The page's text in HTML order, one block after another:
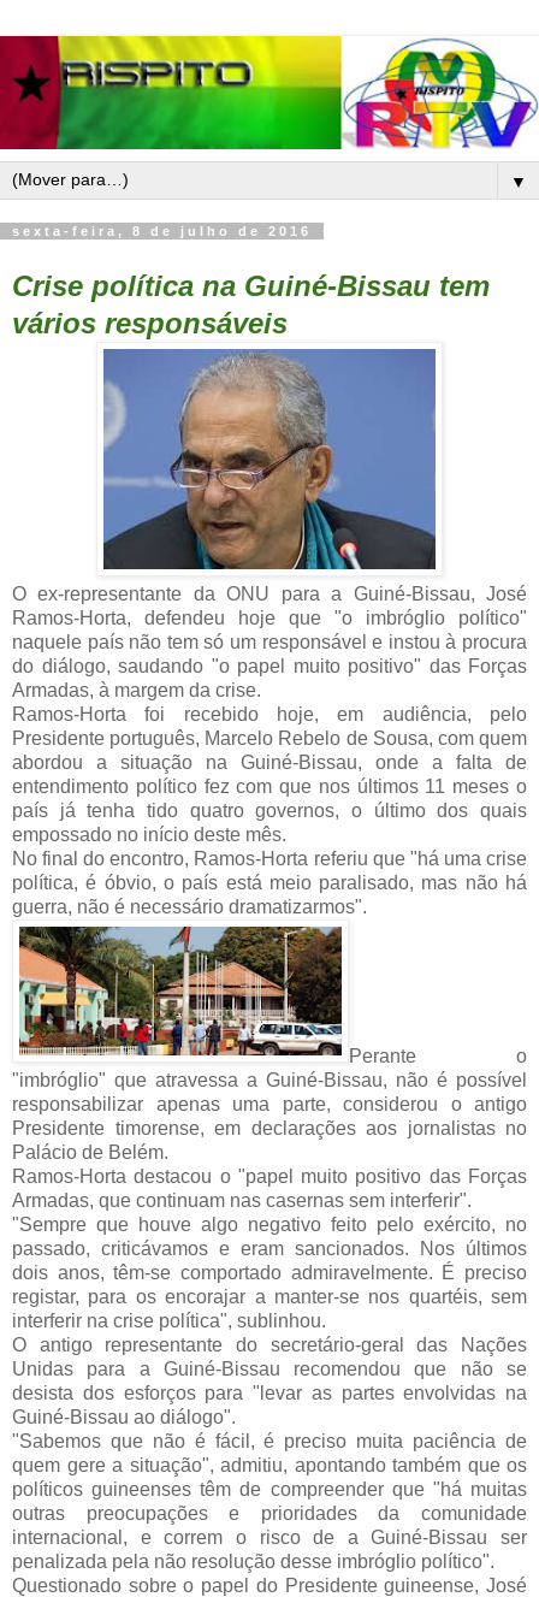
▼
sexta-feira, 8 de julho de 2016
Crise política na Guiné-Bissau tem
vários responsáveis
O ex-representante da ONU para a Guiné-Bissau, José
Ramos-Horta, defendeu hoje que "o imbróglio político"
naquele país não tem só um responsável e instou à procura
do diálogo, saudando "o papel muito positivo" das Forças
Armadas, à margem da crise.
Ramos-Horta foi recebido hoje, em audiência, pelo
Presidente português, Marcelo Rebelo de Sousa, com quem
abordou a situação na Guiné-Bissau, onde a falta de
entendimento político fez com que nos últimos 11 meses o
país já tenha tido quatro governos, o último dos quais
empossado no início deste mês.
No final do encontro, Ramos-Horta referiu que "há uma crise
política, é óbvio, o país está meio paralisado, mas não há
guerra, não é necessário dramatizarmos".
Perante o
"imbróglio" que atravessa a Guiné-Bissau, não é possível
responsabilizar apenas uma parte, considerou o antigo
Presidente timorense, em declarações aos jornalistas no
Palácio de Belém.
Ramos-Horta destacou o "papel muito positivo das Forças
Armadas, que continuam nas casernas sem interferir".
"Sempre que houve algo negativo feito pelo exército, no
passado, criticávamos e eram sancionados. Nos últimos
dois anos, têm-se comportado admiravelmente. É preciso
registar, para os encorajar a manter-se nos quartéis, sem
interferir na crise política", sublinhou.
O antigo representante do secretário-geral das Nações
Unidas para a Guiné-Bissau recomendou que não se
desista dos esforços para "levar as partes envolvidas na
Guiné-Bissau ao diálogo".
"Sabemos que não é fácil, é preciso muita paciência de
quem gere a situação", admitiu, apontando também que os
políticos guineenses têm de compreender que "há muitas
outras preocupações e prioridades da comunidade
internacional, e correm o risco de a Guiné-Bissau ser
penalizada pela não resolução desse imbróglio político".
Questionado sobre o papel do Presidente guineense, José